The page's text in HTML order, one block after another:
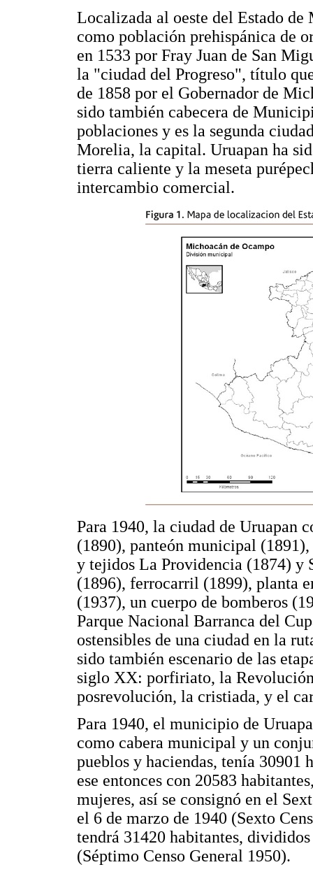
Localizada al oeste del Estado de
como población prehispánica de
en 1533 por Fray Juan de San
la "ciudad del Progreso", título
de 1858 por el Gobernador de
sido también cabecera de
poblaciones y es la segunda
Morelia, la capital. Uruapan ha
tierra caliente y la meseta
intercambio comercial.
Para 1940, la ciudad de Uruapan
(1890), panteón municipal
y tejidos La Providencia (1874) y
(1896), ferrocarril (1899), planta
(1937), un cuerpo de bomberos
Parque Nacional Barranca del
ostensibles de una ciudad en la
sido también escenario de las
siglo XX: porfiriato, la
posrevolución, la cristiada, y el
Para 1940, el municipio de
como cabera municipal y un
pueblos y haciendas, tenía 30901
ese entonces con 20583
mujeres, así se consignó en el
el 6 de marzo de 1940 (Sexto
tendrá 31420 habitantes,
(Séptimo Censo General 1950).